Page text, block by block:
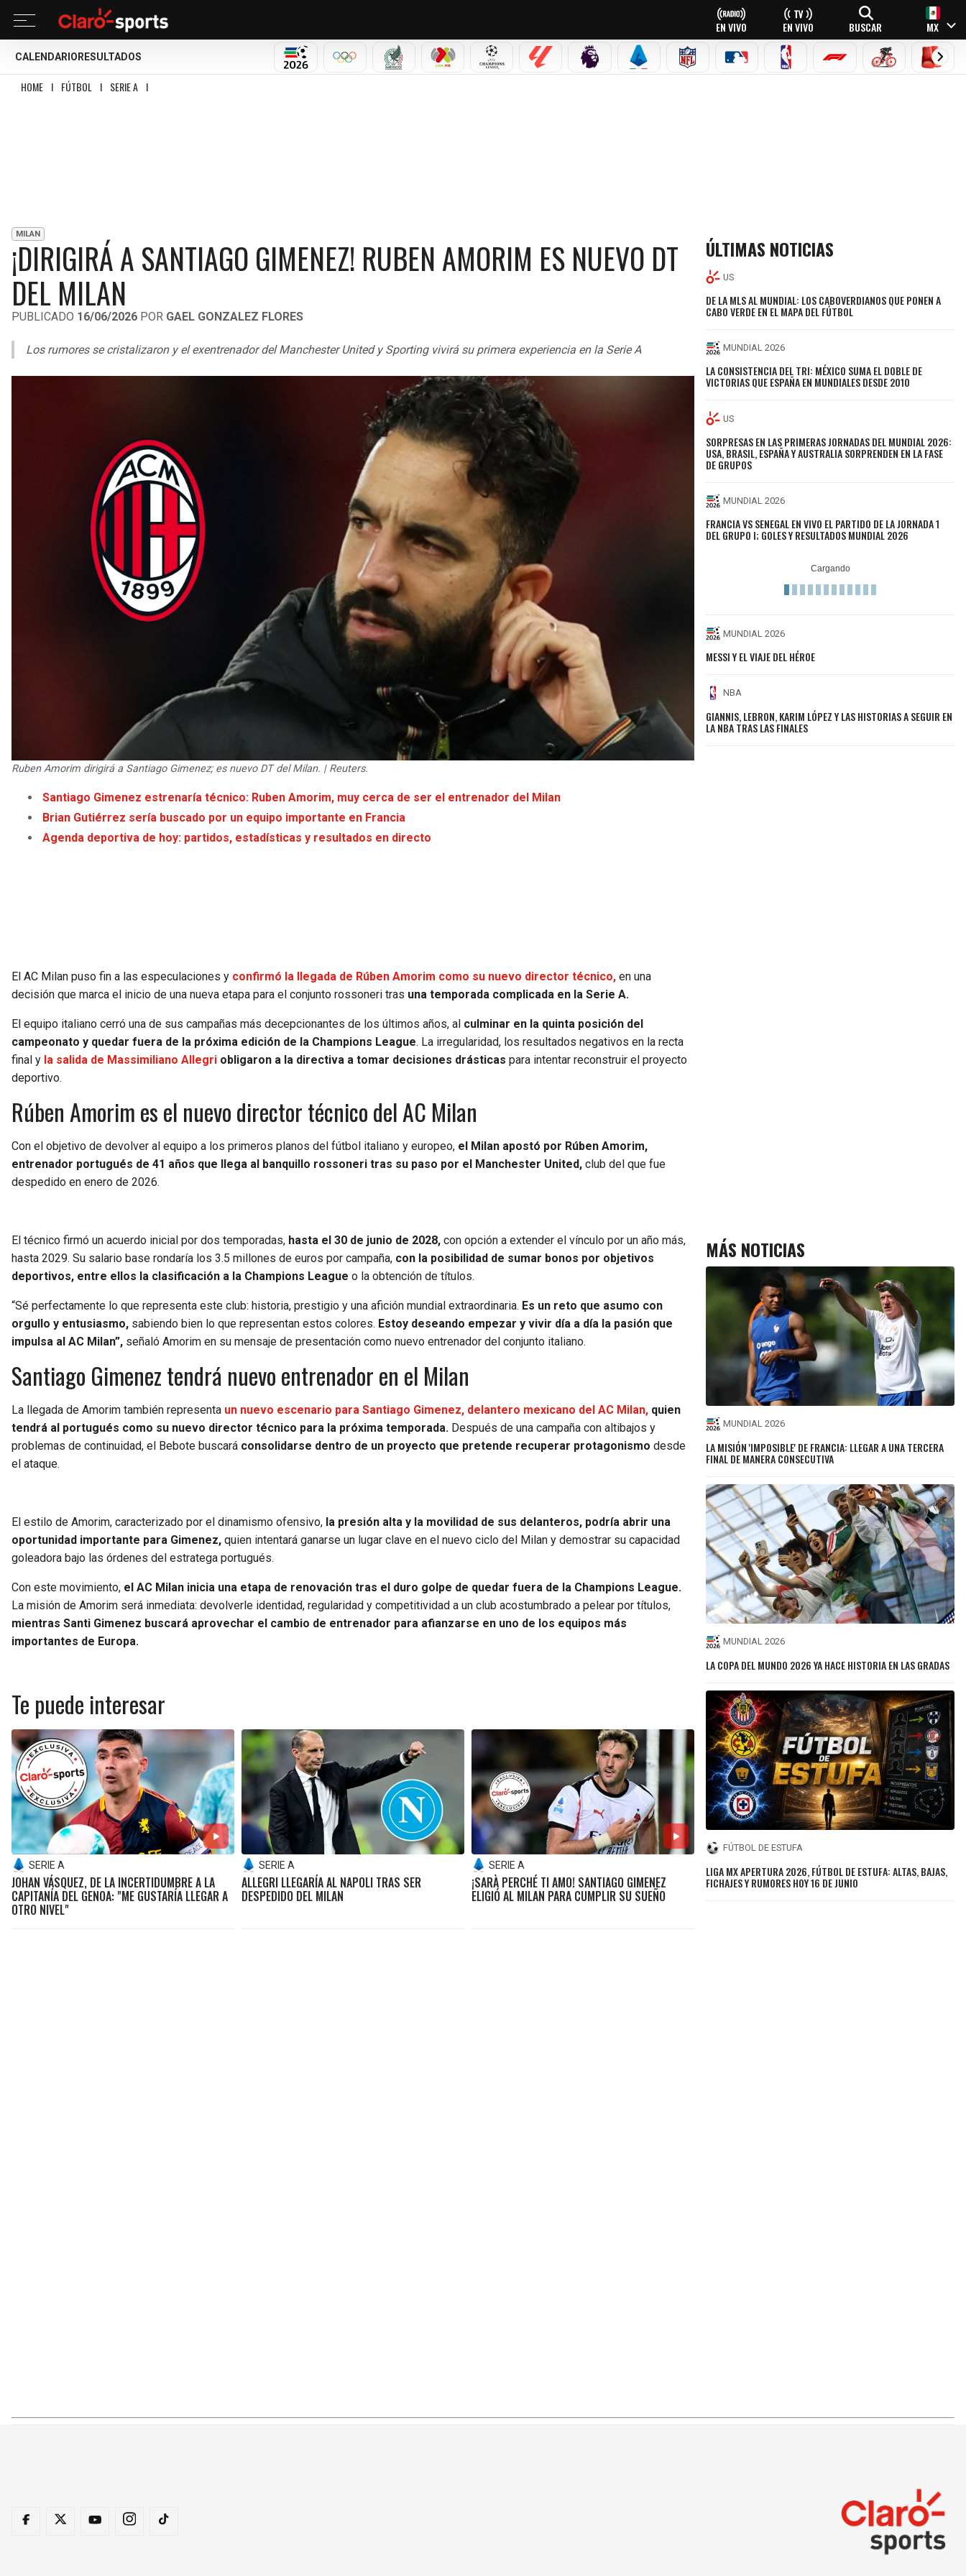
EN VIVO EN VIVO BUSCAR MX
CALENDARIO RESULTADOS
MUNDIAL 2026OLÍMPICOSSELECCIÓN MEXICANA
LIGA MX CHAMPIONS LEAGUE
LALIGA PREMIER LEAGUE
SERIE A NFL MLB NBA FÓRMULA 1CICLISMOBOXEO
HOME I FÚTBOL I SERIE A I
MILAN
¡DIRIGIRÁ A SANTIAGO GIMENEZ! RUBEN AMORIM ES NUEVO DT
DEL MILAN
PUBLICADO 16/06/2026 POR GAEL GONZALEZ FLORES
Los rumores se cristalizaron y el exentrenador del Manchester United y Sporting vivirá su primera experiencia en la Serie A
Ruben Amorim dirigirá a Santiago Gimenez; es nuevo DT del Milan. | Reuters.
Santiago Gimenez estrenaría técnico: Ruben Amorim, muy cerca de ser el entrenador del Milan
Brian Gutiérrez sería buscado por un equipo importante en Francia
Agenda deportiva de hoy: partidos, estadísticas y resultados en directo
El AC Milan puso fin a las especulaciones y confirmó la llegada de Rúben Amorim como su nuevo director técnico, en una
decisión que marca el inicio de una nueva etapa para el conjunto rossoneri tras una temporada complicada en la Serie A.
El equipo italiano cerró una de sus campañas más decepcionantes de los últimos años, al culminar en la quinta posición del
campeonato y quedar fuera de la próxima edición de la Champions League. La irregularidad, los resultados negativos en la recta
final y la salida de Massimiliano Allegri obligaron a la directiva a tomar decisiones drásticas para intentar reconstruir el proyecto
deportivo.
Rúben Amorim es el nuevo director técnico del AC Milan
Con el objetivo de devolver al equipo a los primeros planos del fútbol italiano y europeo, el Milan apostó por Rúben Amorim,
entrenador portugués de 41 años que llega al banquillo rossoneri tras su paso por el Manchester United, club del que fue
despedido en enero de 2026.
El técnico firmó un acuerdo inicial por dos temporadas, hasta el 30 de junio de 2028, con opción a extender el vínculo por un año más,
hasta 2029. Su salario base rondaría los 3.5 millones de euros por campaña, con la posibilidad de sumar bonos por objetivos
deportivos, entre ellos la clasificación a la Champions League o la obtención de títulos.
“Sé perfectamente lo que representa este club: historia, prestigio y una afición mundial extraordinaria. Es un reto que asumo con
orgullo y entusiasmo, sabiendo bien lo que representan estos colores. Estoy deseando empezar y vivir día a día la pasión que
impulsa al AC Milan”, señaló Amorim en su mensaje de presentación como nuevo entrenador del conjunto italiano.
Santiago Gimenez tendrá nuevo entrenador en el Milan
La llegada de Amorim también representa un nuevo escenario para Santiago Gimenez, delantero mexicano del AC Milan, quien
tendrá al portugués como su nuevo director técnico para la próxima temporada. Después de una campaña con altibajos y
problemas de continuidad, el Bebote buscará consolidarse dentro de un proyecto que pretende recuperar protagonismo desde
el ataque.
El estilo de Amorim, caracterizado por el dinamismo ofensivo, la presión alta y la movilidad de sus delanteros, podría abrir una
oportunidad importante para Gimenez, quien intentará ganarse un lugar clave en el nuevo ciclo del Milan y demostrar su capacidad
goleadora bajo las órdenes del estratega portugués.
Con este movimiento, el AC Milan inicia una etapa de renovación tras el duro golpe de quedar fuera de la Champions League.
La misión de Amorim será inmediata: devolverle identidad, regularidad y competitividad a un club acostumbrado a pelear por títulos,
mientras Santi Gimenez buscará aprovechar el cambio de entrenador para afianzarse en uno de los equipos más
importantes de Europa.
Te puede interesar
SERIE A
JOHAN VÁSQUEZ, DE LA INCERTIDUMBRE A LA
CAPITANÍA DEL GENOA: "ME GUSTARÍA LLEGAR A
OTRO NIVEL"
SERIE A
ALLEGRI LLEGARÍA AL NAPOLI TRAS SER
DESPEDIDO DEL MILAN
SERIE A
¡SARÀ PERCHÉ TI AMO! SANTIAGO GIMENEZ
ELIGIÓ AL MILAN PARA CUMPLIR SU SUEÑO
ÚLTIMAS NOTICIAS
US
DE LA MLS AL MUNDIAL: LOS CABOVERDIANOS QUE PONEN A
CABO VERDE EN EL MAPA DEL FÚTBOL
MUNDIAL 2026
LA CONSISTENCIA DEL TRI: MÉXICO SUMA EL DOBLE DE
VICTORIAS QUE ESPAÑA EN MUNDIALES DESDE 2010
US
SORPRESAS EN LAS PRIMERAS JORNADAS DEL MUNDIAL 2026:
USA, BRASIL, ESPAÑA Y AUSTRALIA SORPRENDEN EN LA FASE
DE GRUPOS
MUNDIAL 2026
FRANCIA VS SENEGAL EN VIVO EL PARTIDO DE LA JORNADA 1
DEL GRUPO I; GOLES Y RESULTADOS MUNDIAL 2026
MUNDIAL 2026
MESSI Y EL VIAJE DEL HÉROE
NBA
GIANNIS, LEBRON, KARIM LÓPEZ Y LAS HISTORIAS A SEGUIR EN
LA NBA TRAS LAS FINALES
MÁS NOTICIAS
MUNDIAL 2026
LA MISIÓN 'IMPOSIBLE' DE FRANCIA: LLEGAR A UNA TERCERA
FINAL DE MANERA CONSECUTIVA
MUNDIAL 2026
LA COPA DEL MUNDO 2026 YA HACE HISTORIA EN LAS GRADAS
FÚTBOL DE ESTUFA
LIGA MX APERTURA 2026, FÚTBOL DE ESTUFA: ALTAS, BAJAS,
FICHAJES Y RUMORES HOY 16 DE JUNIO